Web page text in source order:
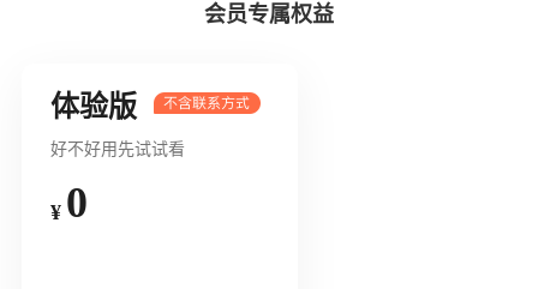
会员专属权益
体验版
好不好用先试试看
¥ 0